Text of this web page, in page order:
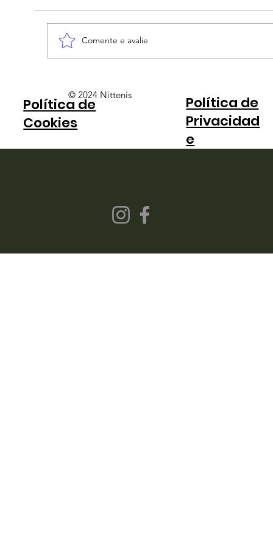
inédita e garante medalha para o
Brasil no Mundial de Tênis de Mesa
Comente e avalie
© 2024 Nittenis
Política de
Privacidad
e
Política de
Cookies